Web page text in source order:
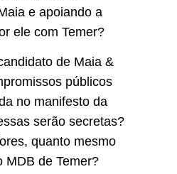
e apoiando a
ele com Temer?
de Maia &
públicos
no manifesto da
serão secretas?
quanto mesmo
MDB de Temer?